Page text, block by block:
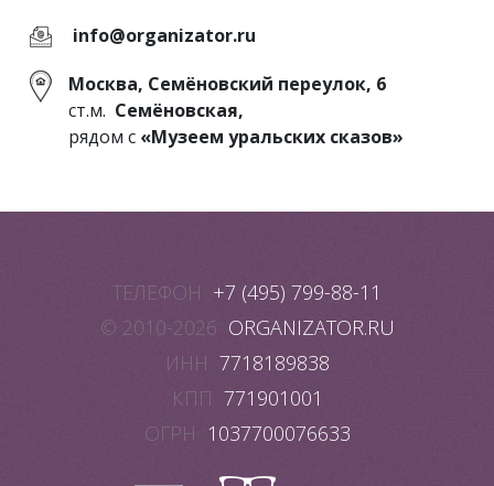
info@organizator.ru
Москва, Семёновский переулок, 6
ст.м. Семёновская,
рядом с «Музеем уральских сказов»
ТЕЛЕФОН +7 (495) 799-88-11
© 2010-2026 ORGANIZATOR.RU
ИНН 7718189838
КПП 771901001
ОГРН 1037700076633